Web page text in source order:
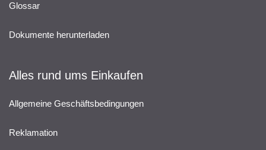
Glossar
Dokumente herunterladen
Alles rund ums Einkaufen
Allgemeine Geschäftsbedingungen
Reklamation